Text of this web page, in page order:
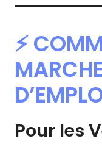
⚡
Pour les